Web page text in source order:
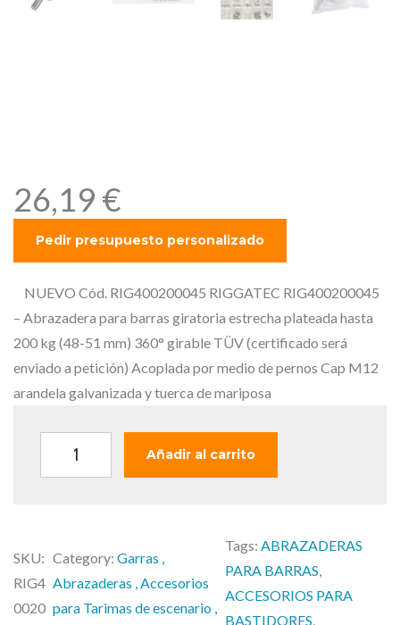
26,19 €
NUEVO Cód. RIG400200045 RIGGATEC RIG400200045
– Abrazadera para barras giratoria estrecha plateada hasta
200 kg (48-51 mm) 360° girable TÜV (certificado será
enviado a petición) Acoplada por medio de pernos Cap M12
arandela galvanizada y tuerca de mariposa
A
T
E
Añadir al carrito
SKU:
RIG4
0020
Category:Garras ,
Abrazaderas , Accesorios
para Tarimas de escenario ,
Tags: ABRAZADERAS
PARA BARRAS,
ACCESORIOS PARA
BASTIDORES,